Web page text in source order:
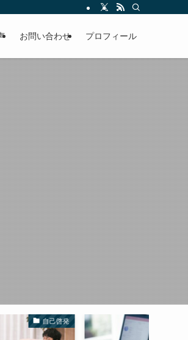
フィーユ」にして提供中。800名超のメルマガ読
お問い合わせ プロフィール
ライティング